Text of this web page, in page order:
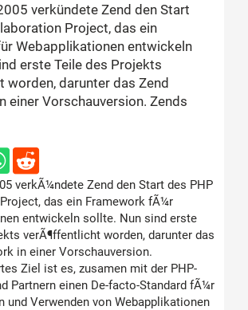
verkündete Zend den Start
Project, das ein
Webapplikationen entwickeln
erste Teile des Projekts
worden, darunter das Zend
einer Vorschauversion. Zends
verkÃ¼ndete Zend den Start des PHP
das ein Framework fÃ¼r
entwickeln sollte. Nun sind erste
verÃ¶ffentlicht worden, darunter das
in einer Vorschauversion.
Ziel ist es, zusamen mit der PHP-
Partnern einen De-facto-Standard fÃ¼r
und Verwenden von Webapplikationen